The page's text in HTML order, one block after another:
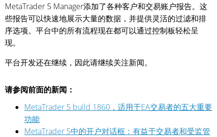
MetaTrader 5 Manager添加了各种客户和交易账户报告。这
些报告可以快速地展示大量的数据，并提供灵活的过滤和排
序选项。平台中的所有流程现在都可以通过控制板轻松呈
现。
平台开发还在继续，因此请继续关注新闻。
请参阅前面的新闻：
MetaTrader 5 build 1860，适用于EA交易者的五大重要
功能
MetaTrader 5中的开户对话框：有益于交易者和受监管